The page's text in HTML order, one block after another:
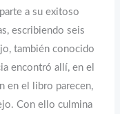
a su exitoso
escribiendo seis
también conocido
encontró allí, en el
en el libro parecen,
Con ello culmina